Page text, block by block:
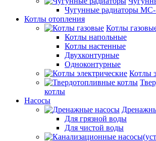
Чугунные радиаторы
Котлы отопления
Котлы
Котлы напольные
Котлы настенные
Двухконтурные
Одноконтурные
Котлы
котлы
Насосы
Для грязной воды
Для чистой воды